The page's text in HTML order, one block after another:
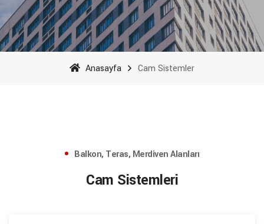
Anasayfa Cam Sistemler
Balkon, Teras, Merdiven Alanları
Cam Sistemleri